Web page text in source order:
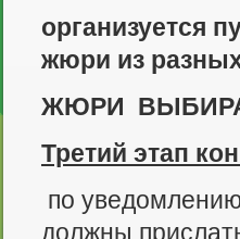
организуется
жюри из
ЖЮРИ
Третий этап
по
должны